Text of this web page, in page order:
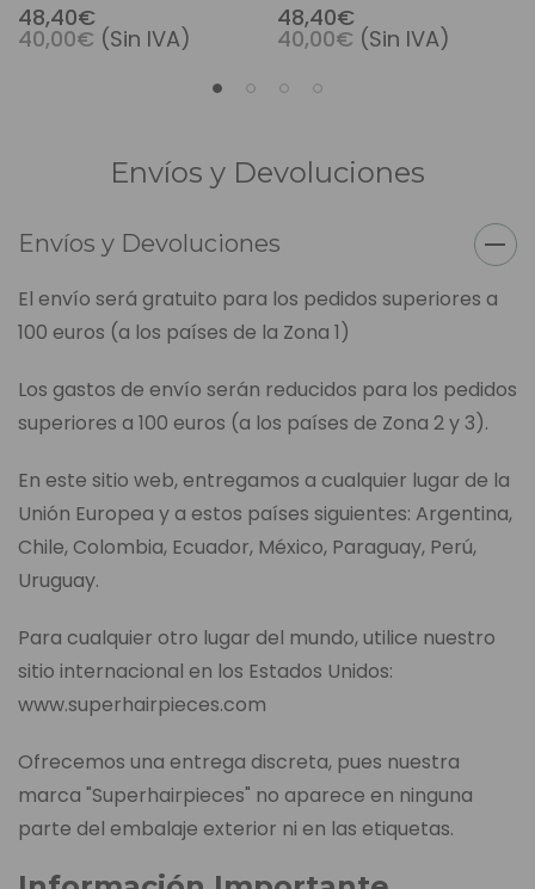
48,40€
40,00€ (Sin IVA)
48,40€
40,00€ (Sin IVA)
Envíos y Devoluciones
Envíos y Devoluciones
El envío será gratuito para los pedidos superiores a
100 euros (a los países de la Zona 1)
Los gastos de envío serán reducidos para los pedidos
superiores a 100 euros (a los países de Zona 2 y 3).
En este sitio web, entregamos a cualquier lugar de la
Unión Europea y a estos países siguientes: Argentina,
Chile, Colombia, Ecuador, México, Paraguay, Perú,
Uruguay.
Para cualquier otro lugar del mundo, utilice nuestro
sitio internacional en los Estados Unidos:
www.superhairpieces.com
Ofrecemos una entrega discreta, pues nuestra
marca "Superhairpieces" no aparece en ninguna
parte del embalaje exterior ni en las etiquetas.